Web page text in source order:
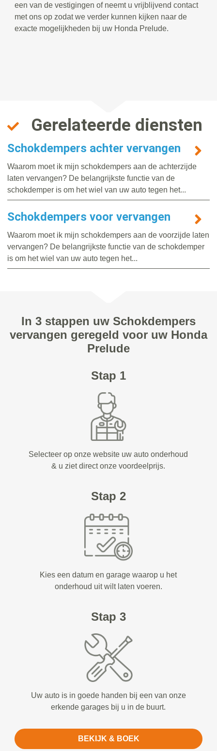
een van de vestigingen of neemt u vrijblijvend contact
met ons op zodat we verder kunnen kijken naar de
exacte mogelijkheden bij uw Honda Prelude.
Gerelateerde diensten
Schokdempers achter vervangen
Waarom moet ik mijn schokdempers aan de achterzijde
laten vervangen? De belangrijkste functie van de
schokdemper is om het wiel van uw auto tegen het...
Schokdempers voor vervangen
Waarom moet ik mijn schokdempers aan de voorzijde laten
vervangen? De belangrijkste functie van de schokdemper
is om het wiel van uw auto tegen het...
In 3 stappen uw Schokdempers
vervangen geregeld voor uw Honda
Prelude
Stap 1
Selecteer op onze website uw auto onderhoud
& u ziet direct onze voordeelprijs.
Stap 2
Kies een datum en garage waarop u het
onderhoud uit wilt laten voeren.
Stap 3
Uw auto is in goede handen bij een van onze
erkende garages bij u in de buurt.
BEKIJK & BOEK